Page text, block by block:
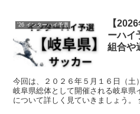
'26 インターハイ予選
【
ーハイ
組合や
今回は、２０２６年５月１６日（土
岐阜県総体として開催される岐阜県
について詳しく見ていきましょう。